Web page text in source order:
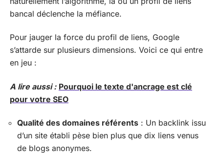
bancal déclenche la méfiance.
Pour jauger la force du profil de liens, Google
s’attarde sur plusieurs dimensions. Voici ce qui entre
en jeu :
A lire aussi : Pourquoi le texte d'ancrage est clé
pour votre SEO
Qualité des domaines référents : Un backlink issu
d’un site établi pèse bien plus que dix liens venus
de blogs anonymes.